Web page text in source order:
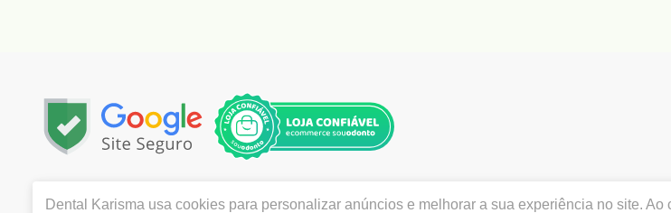
Copyright © 2024 | Todos os direitos reservados | www.dentalkarisma.com.br | DENTAL
Dental Karisma usa cookies para personalizar anúncios e melhorar a sua experiência no site. Ao